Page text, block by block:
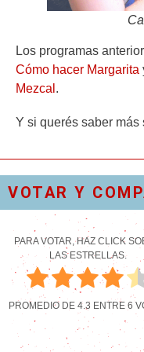
Los programas
Cómo hacer Margarita
Mezcal .
Y si querés saber más
VOTAR Y
PARA VOTAR, HAZ CLICK
LAS ESTRELLAS.
PROMEDIO DE 4.3 ENTRE 6